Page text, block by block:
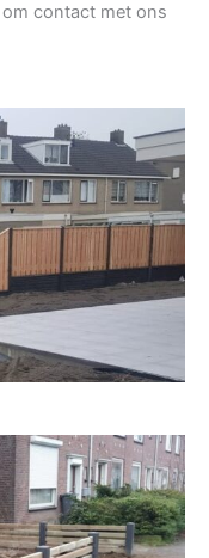
contact met ons